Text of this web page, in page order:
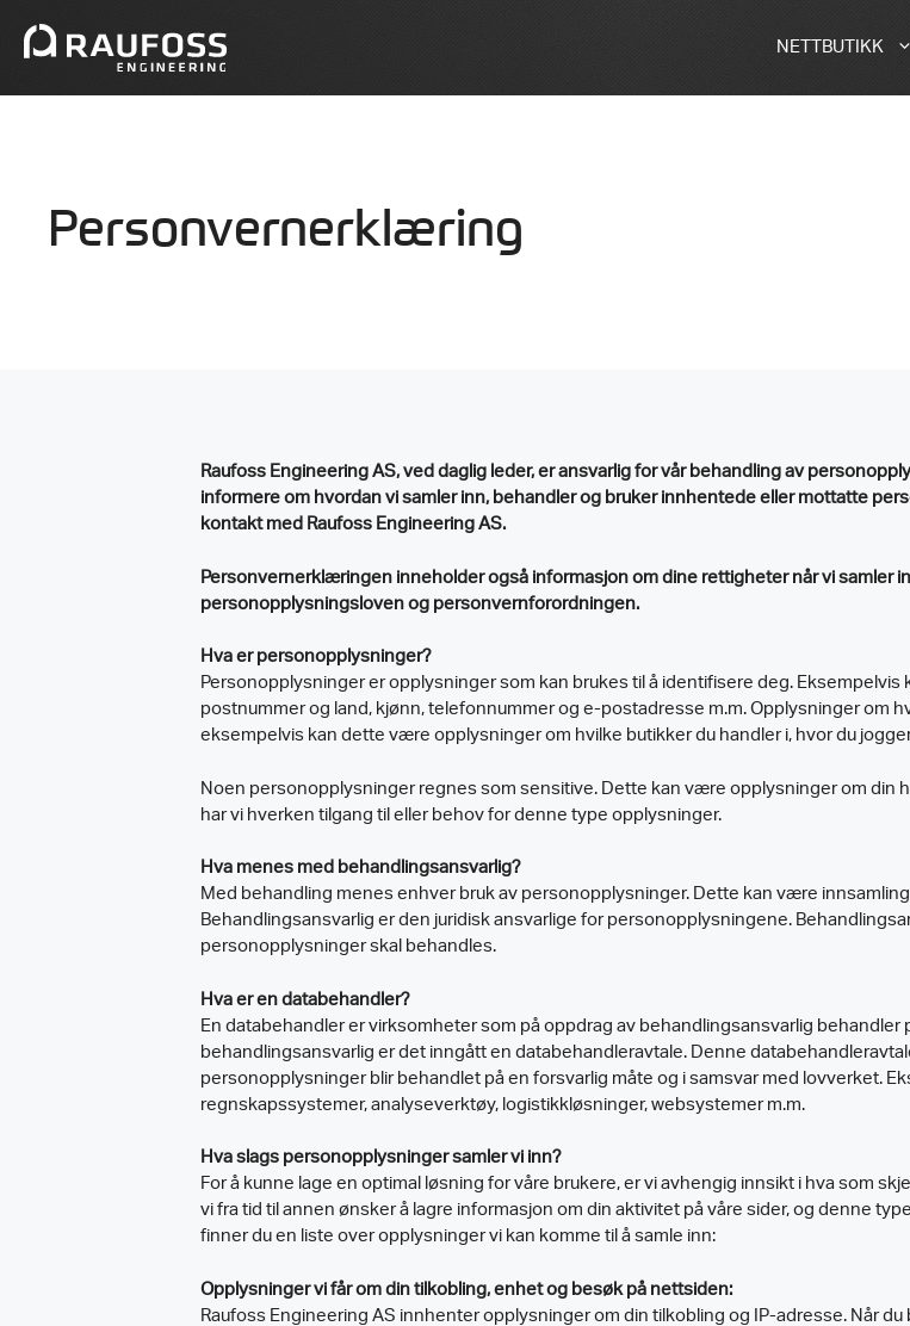
innhold
NETTBUTIKK
Personvernerklæring
Raufoss Engineering AS, ved daglig leder, er ansvarlig for vår behandling av
informere om hvordan vi samler inn, behandler og bruker innhentede eller mottatte
kontakt med Raufoss Engineering AS.
Personvernerklæringen inneholder også informasjon om dine rettigheter når vi samler
personopplysningsloven og personvernforordningen.
Hva er personopplysninger?
Personopplysninger er opplysninger som kan brukes til å identifisere deg.
postnummer og land, kjønn, telefonnummer og e-postadresse m.m. Opplysninger om
eksempelvis kan dette være opplysninger om hvilke butikker du handler i, hvor du
Noen personopplysninger regnes som sensitive. Dette kan være opplysninger om din
har vi hverken tilgang til eller behov for denne type opplysninger.
Hva menes med behandlingsansvarlig?
Med behandling menes enhver bruk av personopplysninger. Dette kan være
Behandlingsansvarlig er den juridisk ansvarlige for personopplysningene.
personopplysninger skal behandles.
Hva er en databehandler?
En databehandler er virksomheter som på oppdrag av behandlingsansvarlig
behandlingsansvarlig er det inngått en databehandleravtale. Denne
personopplysninger blir behandlet på en forsvarlig måte og i samsvar med lovverket.
regnskapssystemer, analyseverktøy, logistikkløsninger, websystemer m.m.
Hva slags personopplysninger samler vi inn?
For å kunne lage en optimal løsning for våre brukere, er vi avhengig innsikt i hva som
vi fra tid til annen ønsker å lagre informasjon om din aktivitet på våre sider, og denne
finner du en liste over opplysninger vi kan komme til å samle inn:
Opplysninger vi får om din tilkobling, enhet og besøk på nettsiden:
Raufoss Engineering AS innhenter opplysninger om din tilkobling og IP-adresse. Når